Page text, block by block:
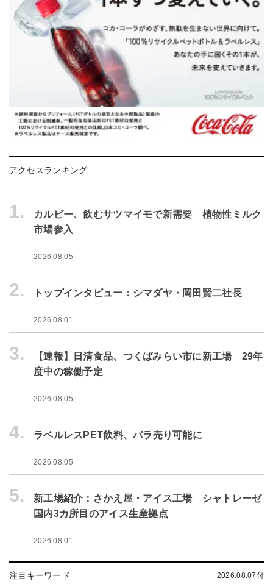
アクセスランキング
1.
カルビー、飲むサツマイモで新需要 植物性ミルク
市場参入
2026.08.05
2. トップインタビュー：シマダヤ・岡田賢二社長
2026.08.01
3.
【速報】日清食品、つくばみらい市に新工場 29年
度中の稼働予定
2026.08.05
4. ラベルレスPET飲料、バラ売り可能に
2026.08.05
5.
新工場紹介：さかえ屋・アイス工場 シャトレーゼ
国内3カ所目のアイス生産拠点
2026.08.01
注目キーワード 2026.08.07付